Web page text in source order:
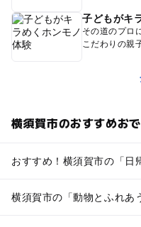
子どもがキ
その道のプロ
こだわりの親
横須賀市のおすすめお
おすすめ！横須賀市の「日
横須賀市の「動物とふれあ